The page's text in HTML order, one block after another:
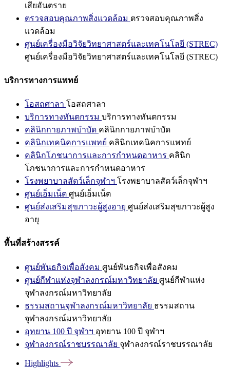
เสียอันตราย
ตรวจสอบคุณภาพสิ่งแวดล้อม ตรวจสอบคุณภาพสิ่ง
แวดล้อม
ศูนย์เครื่องมือวิจัยวิทยาศาสตร์และเทคโนโลยี (STREC)
ศูนย์เครื่องมือวิจัยวิทยาศาสตร์และเทคโนโลยี (STREC)
บริการทางการแพทย์
โอสถศาลา โอสถศาลา
บริการทางทันตกรรม บริการทางทันตกรรม
คลินิกกายภาพบำบัด คลินิกกายภาพบำบัด
คลินิกเทคนิคการแพทย์ คลินิกเทคนิคการแพทย์
คลินิกโภชนาการและการกำหนดอาหาร คลินิก
โภชนาการและการกำหนดอาหาร
โรงพยาบาลสัตว์เล็กจุฬาฯ โรงพยาบาลสัตว์เล็กจุฬาฯ
ศูนย์เอ็มเน็ต ศูนย์เอ็มเน็ต
ศูนย์ส่งเสริมสุขภาวะผู้สูงอายุ ศูนย์ส่งเสริมสุขภาวะผู้สูง
อายุ
พื้นที่สร้างสรรค์
ศูนย์พันธกิจเพื่อสังคม ศูนย์พันธกิจเพื่อสังคม
ศูนย์กีฬาแห่งจุฬาลงกรณ์มหาวิทยาลัย ศูนย์กีฬาแห่ง
จุฬาลงกรณ์มหาวิทยาลัย
ธรรมสถานจุฬาลงกรณ์มหาวิทยาลัย ธรรมสถาน
จุฬาลงกรณ์มหาวิทยาลัย
อุทยาน 100 ปี จุฬาฯ อุทยาน 100 ปี จุฬาฯ
จุฬาลงกรณ์ราชบรรณาลัย จุฬาลงกรณ์ราชบรรณาลัย
Highlights